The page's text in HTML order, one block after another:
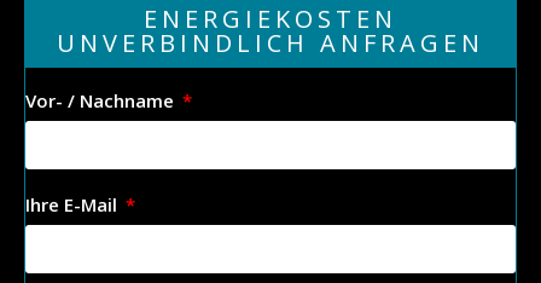
ENERGIEKOSTEN
UNVERBINDLICH ANFRAGEN
Vor- / Nachname
Ihre E-Mail